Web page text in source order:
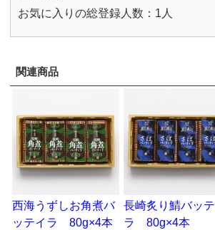
お気に入りの総登録人数：1人
関連商品
西海うずしお角煮バ
ッテイラ 80g×4本
長崎炙り鯖バッ
ラ 80g×4本